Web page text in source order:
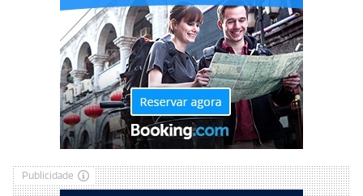
Publicidade